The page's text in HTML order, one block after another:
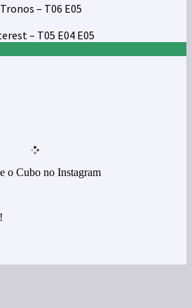
– T06 E05
– T05 E04 E05
o Cubo no Instagram